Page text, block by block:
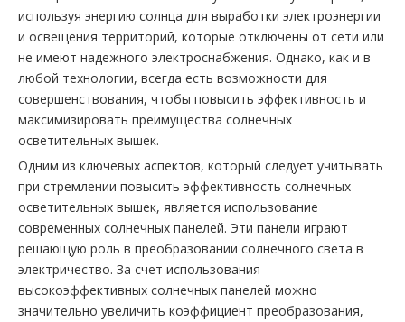
используя энергию солнца для выработки электроэнергии
и освещения территорий, которые отключены от сети или
не имеют надежного электроснабжения. Однако, как и в
любой технологии, всегда есть возможности для
совершенствования, чтобы повысить эффективность и
максимизировать преимущества солнечных
осветительных вышек.
Одним из ключевых аспектов, который следует учитывать
при стремлении повысить эффективность солнечных
осветительных вышек, является использование
современных солнечных панелей. Эти панели играют
решающую роль в преобразовании солнечного света в
электричество. За счет использования
высокоэффективных солнечных панелей можно
значительно увеличить коэффициент преобразования,